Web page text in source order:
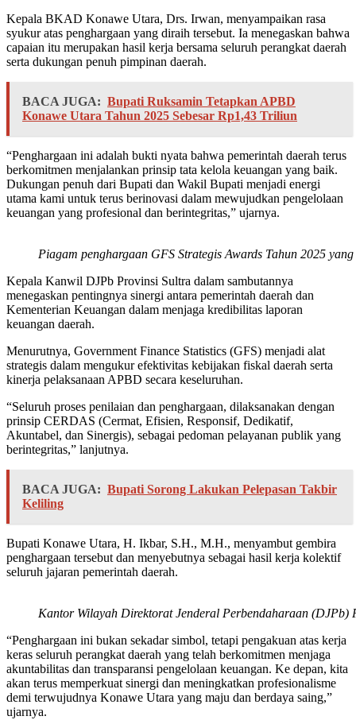
Kepala BKAD Konawe Utara, Drs. Irwan, menyampaikan rasa
syukur atas penghargaan yang diraih tersebut. Ia menegaskan bahwa
capaian itu merupakan hasil kerja bersama seluruh perangkat daerah
serta dukungan penuh pimpinan daerah.
BACA JUGA: Bupati Ruksamin Tetapkan APBD
Konawe Utara Tahun 2025 Sebesar Rp1,43 Triliun
“Penghargaan ini adalah bukti nyata bahwa pemerintah daerah terus
berkomitmen menjalankan prinsip tata kelola keuangan yang baik.
Dukungan penuh dari Bupati dan Wakil Bupati menjadi energi
utama kami untuk terus berinovasi dalam mewujudkan pengelolaan
keuangan yang profesional dan berintegritas,” ujarnya.
Piagam penghargaan GFS Strategis Awards Tahun 2025
Kepala Kanwil DJPb Provinsi Sultra dalam sambutannya
menegaskan pentingnya sinergi antara pemerintah daerah dan
Kementerian Keuangan dalam menjaga kredibilitas laporan
keuangan daerah.
Menurutnya, Government Finance Statistics (GFS) menjadi alat
strategis dalam mengukur efektivitas kebijakan fiskal daerah serta
kinerja pelaksanaan APBD secara keseluruhan.
“Seluruh proses penilaian dan penghargaan, dilaksanakan dengan
prinsip CERDAS (Cermat, Efisien, Responsif, Dedikatif,
Akuntabel, dan Sinergis), sebagai pedoman pelayanan publik yang
berintegritas,” lanjutnya.
BACA JUGA: Bupati Sorong Lakukan Pelepasan Takbir
Keliling
Bupati Konawe Utara, H. Ikbar, S.H., M.H., menyambut gembira
penghargaan tersebut dan menyebutnya sebagai hasil kerja kolektif
seluruh jajaran pemerintah daerah.
Kantor Wilayah Direktorat Jenderal Perbendaharaan (DJPb)
“Penghargaan ini bukan sekadar simbol, tetapi pengakuan atas kerja
keras seluruh perangkat daerah yang telah berkomitmen menjaga
akuntabilitas dan transparansi pengelolaan keuangan. Ke depan, kita
akan terus memperkuat sinergi dan meningkatkan profesionalisme
demi terwujudnya Konawe Utara yang maju dan berdaya saing,”
ujarnya.